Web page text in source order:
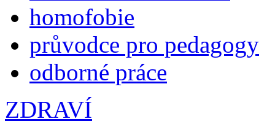
homofobie
průvodce pro pedagogy
odborné práce
ZDRAVÍ